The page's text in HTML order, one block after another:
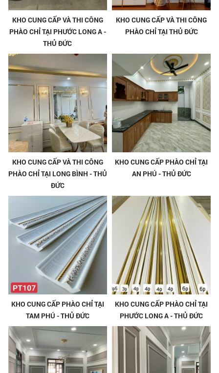
KHO CUNG CẤP VÀ THI CÔNG
PHÀO CHỈ TẠI PHƯỚC LONG A -
THỦ ĐỨC
KHO CUNG CẤP VÀ THI CÔNG
PHÀO CHỈ TẠI THỦ ĐỨC
KHO CUNG CẤP VÀ THI CÔNG
PHÀO CHỈ TẠI LONG BÌNH - THỦ
ĐỨC
KHO CUNG CẤP PHÀO CHỈ TẠI
AN PHÚ - THỦ ĐỨC
KHO CUNG CẤP PHÀO CHỈ TẠI
TAM PHÚ - THỦ ĐỨC
KHO CUNG CẤP PHÀO CHỈ TẠI
PHƯỚC LONG A - THỦ ĐỨC